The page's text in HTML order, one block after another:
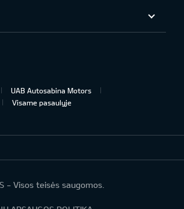
UAB Autosabina Motors
Visame pasaulyje
- Visos teisės saugomos.